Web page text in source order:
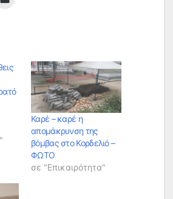
Καρέ – καρέ η
απομάκρυνση της
βόμβας στο Κορδελιό –
ΦΩΤΟ
σε "Επικαιρότητα"